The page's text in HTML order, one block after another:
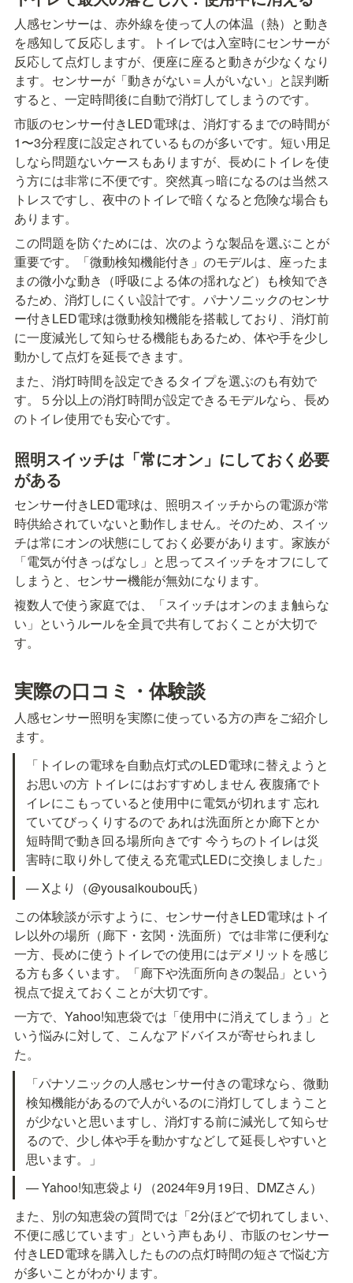
人感センサーは、赤外線を使って人の体温（熱）と動き
を感知して反応します。トイレでは入室時にセンサーが
反応して点灯しますが、便座に座ると動きが少なくなり
ます。センサーが「動きがない＝人がいない」と誤判断
すると、一定時間後に自動で消灯してしまうのです。
市販のセンサー付きLED電球は、消灯するまでの時間が
1〜3分程度に設定されているものが多いです。短い用足
しなら問題ないケースもありますが、長めにトイレを使
う方には非常に不便です。突然真っ暗になるのは当然ス
トレスですし、夜中のトイレで暗くなると危険な場合も
あります。
この問題を防ぐためには、次のような製品を選ぶことが
重要です。「微動検知機能付き」のモデルは、座ったま
まの微小な動き（呼吸による体の揺れなど）も検知でき
るため、消灯しにくい設計です。パナソニックのセンサ
ー付きLED電球は微動検知機能を搭載しており、消灯前
に一度減光して知らせる機能もあるため、体や手を少し
動かして点灯を延長できます。
また、消灯時間を設定できるタイプを選ぶのも有効で
す。５分以上の消灯時間が設定できるモデルなら、長め
のトイレ使用でも安心です。
照明スイッチは「常にオン」にしておく必要
がある
センサー付きLED電球は、照明スイッチからの電源が常
時供給されていないと動作しません。そのため、スイッ
チは常にオンの状態にしておく必要があります。家族が
「電気が付きっぱなし」と思ってスイッチをオフにして
しまうと、センサー機能が無効になります。
複数人で使う家庭では、「スイッチはオンのまま触らな
い」というルールを全員で共有しておくことが大切で
す。
実際の口コミ・体験談
人感センサー照明を実際に使っている方の声をご紹介し
ます。
「トイレの電球を自動点灯式のLED電球に替えようと
お思いの方 トイレにはおすすめしません 夜腹痛でト
イレにこもっていると使用中に電気が切れます 忘れ
ていてびっくりするので あれは洗面所とか廊下とか
短時間で動き回る場所向きです 今うちのトイレは災
害時に取り外して使える充電式LEDに交換しました」
— Xより（@yousaikoubou氏）
この体験談が示すように、センサー付きLED電球はトイ
レ以外の場所（廊下・玄関・洗面所）では非常に便利な
一方、長めに使うトイレでの使用にはデメリットを感じ
る方も多くいます。「廊下や洗面所向きの製品」という
視点で捉えておくことが大切です。
一方で、Yahoo!知恵袋では「使用中に消えてしまう」と
いう悩みに対して、こんなアドバイスが寄せられまし
た。
「パナソニックの人感センサー付きの電球なら、微動
検知機能があるので人がいるのに消灯してしまうこと
が少ないと思いますし、消灯する前に減光して知らせ
るので、少し体や手を動かすなどして延長しやすいと
思います。」
— Yahoo!知恵袋より（2024年9月19日、DMZさん）
また、別の知恵袋の質問では「2分ほどで切れてしまい、
不便に感じています」という声もあり、市販のセンサー
付きLED電球を購入したものの点灯時間の短さで悩む方
が多いことがわかります。